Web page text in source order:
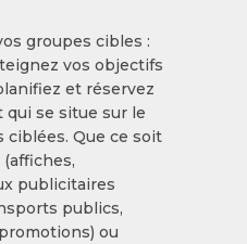
groupes cibles :
vos objectifs
et réservez
se situe sur le
Que ce soit
publicitaires
publics,
ou